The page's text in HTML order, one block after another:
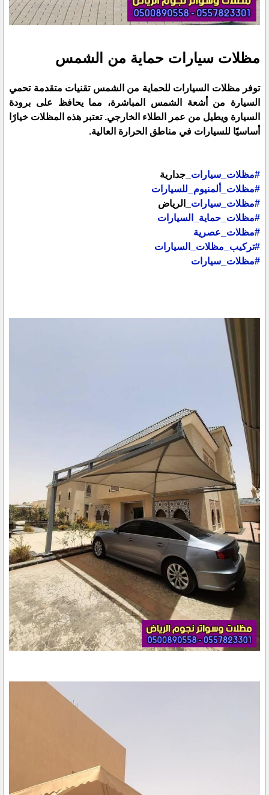
مظلات سيارات حماية من الشمس
توفر مظلات السيارات للحماية من الشمس تقنيات متقدمة تحمي
السيارة من أشعة الشمس المباشرة، مما يحافظ على برودة
السيارة ويطيل من عمر الطلاء الخارجي. تعتبر هذه المظلات خيارًا
أساسيًا للسيارات في مناطق الحرارة العالية.
#مظلات_سيارات _جدارية
#مظلات_ألمنيوم_للسيارات
#مظلات_سيارات _الرياض
#مظلات_حماية_السيارات
#مظلات_عصرية
#تركيب_مظلات_السيارات
#مظلات_سيارات